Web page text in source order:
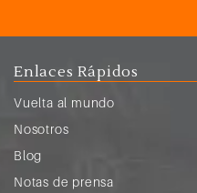
Enlaces Rápidos
Vuelta al mundo
Nosotros
Blog
Notas de prensa